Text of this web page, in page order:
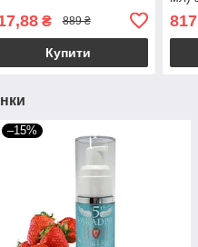
₴ 889 ₴
Купити
–15%